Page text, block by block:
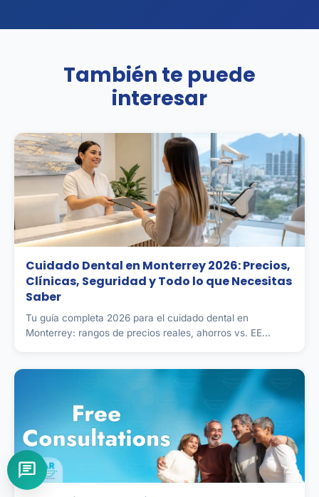
También te puede
interesar
Cuidado Dental en Monterrey 2026: Precios,
Clínicas, Seguridad y Todo lo que Necesitas
Saber
Tu guía completa 2026 para el cuidado dental en
Monterrey: rangos de precios reales, ahorros vs. EE...